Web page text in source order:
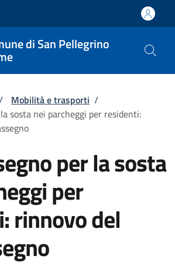
di San Pellegrino
pane
Mobilità e trasporti /
sosta nei parcheggi per residenti:
per la sosta
per
rinnovo del